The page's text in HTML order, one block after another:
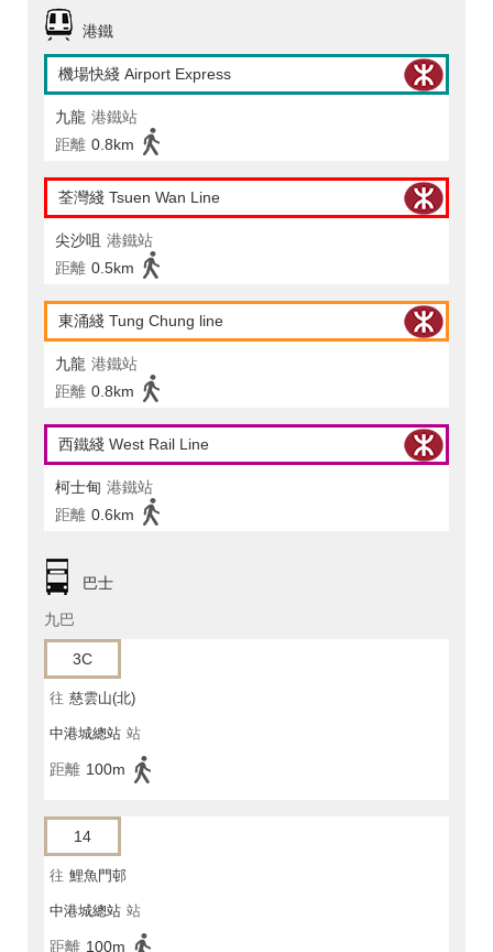
港鐵
機場快綫 Airport Express
九龍 港鐵站
距離 0.8km
荃灣綫 Tsuen Wan Line
尖沙咀 港鐵站
距離 0.5km
東涌綫 Tung Chung line
九龍 港鐵站
距離 0.8km
西鐵綫 West Rail Line
柯士甸 港鐵站
距離 0.6km
巴士
九巴
3C
往 慈雲山(北)
中港城總站 站
距離 100m
14
往 鯉魚門邨
中港城總站 站
距離 100m